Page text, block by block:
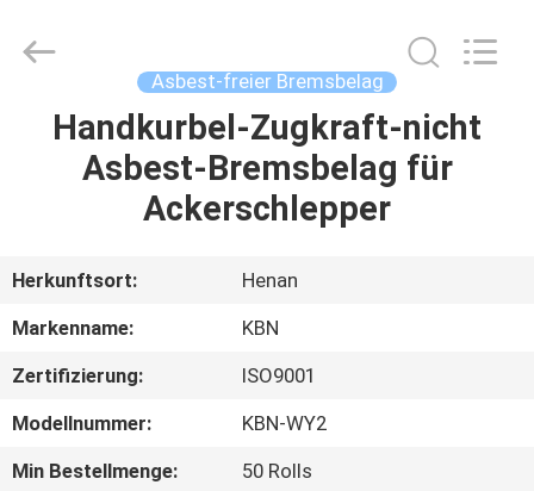
HAUS
PRODUKTE
ÜBER
UNS
FABRIK-
AUSFLUG
Asbest-freier Bremsbelag
Handkurbel-Zugkraft-nicht
Asbest-Bremsbelag für
Ackerschlepper
Herkunftsort:
Henan
Markenname:
KBN
Zertifizierung:
ISO9001
Modellnummer:
KBN-WY2
Min Bestellmenge:
50 Rolls